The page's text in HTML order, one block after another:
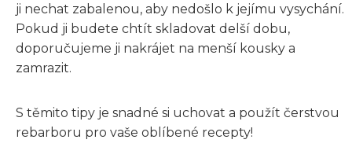
ji nechat zabalenou, aby nedošlo k jejímu vysychání.
Pokud ji budete chtít skladovat delší dobu,
doporučujeme ji nakrájet na menší kousky a
zamrazit.
S těmito tipy je snadné si uchovat a použít čerstvou
rebarboru pro vaše oblíbené recepty!